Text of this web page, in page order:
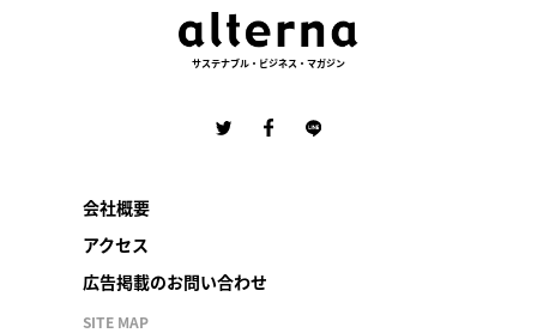
サステナブル・ビジネス・マガジン
会社概要
アクセス
広告掲載のお問い合わせ
SITE MAP